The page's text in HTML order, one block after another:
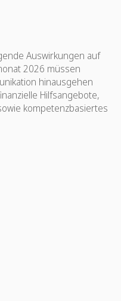
Auswirkungen auf
2026 müssen
hinausgehen
Hilfsangebote,
kompetenzbasiertes